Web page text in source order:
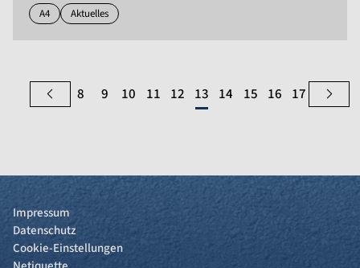
A4 Aktuelles
8 9 10 11 12 13 14 15 16 17
Impressum
Datenschutz
Cookie-Einstellungen